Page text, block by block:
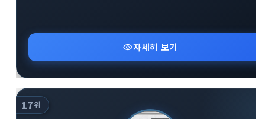
visibility자세히 보기
17위